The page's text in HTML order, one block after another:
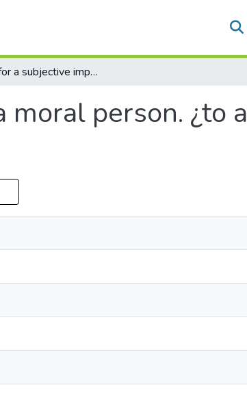
Bases for a subjective imputation of a moral person. ¿to a culpability of the legal persons?
person. ¿to a